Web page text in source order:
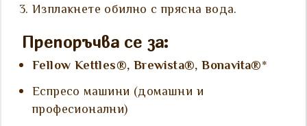
Изплакнете обилно с прясна вода.
Препоръчва се за:
Fellow Kettles®, Brewista®, Bonavita®*
Еспресо машини (домашни и
професионални)